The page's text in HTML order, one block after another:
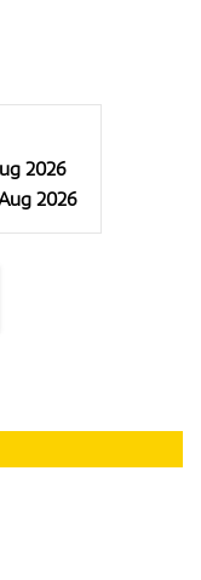
2026
2026